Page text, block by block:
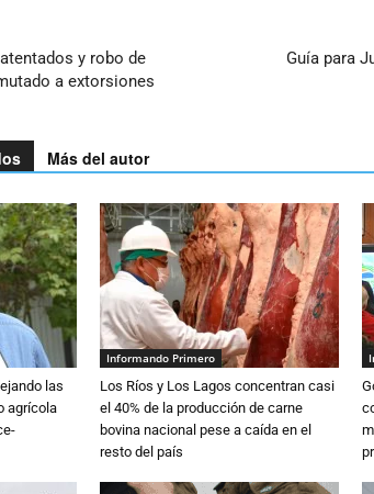
y robo de
a extorsiones
Guía para
Más del autor
las
agrícola
Informando Primero
Los Ríos y Los Lagos concentran casi
el 40% de la producción de carne
bovina nacional pese a caída en el
resto del país